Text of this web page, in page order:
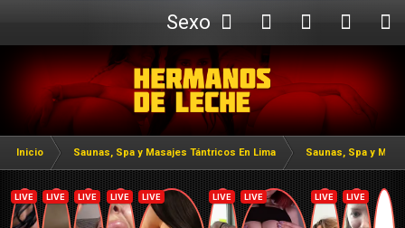
Sexo
Webcam
Inicio Saunas, Spa y Masajes Tántricos En Lima Saunas, Spa y